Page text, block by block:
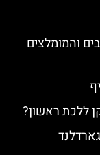
והמומלצים
ללכת ראשון?